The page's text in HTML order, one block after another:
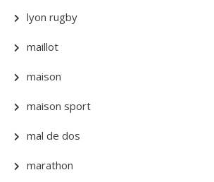
lyon rugby
maillot
maison
maison sport
mal de dos
marathon